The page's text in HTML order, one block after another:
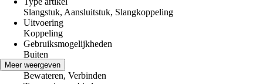
Slangstuk, Aansluitstuk, Slangkoppeling
Uitvoering
Koppeling
Gebruiksmogelijkheden
Buiten
Toepassing
Bewateren, Verbinden
Meer weergeven